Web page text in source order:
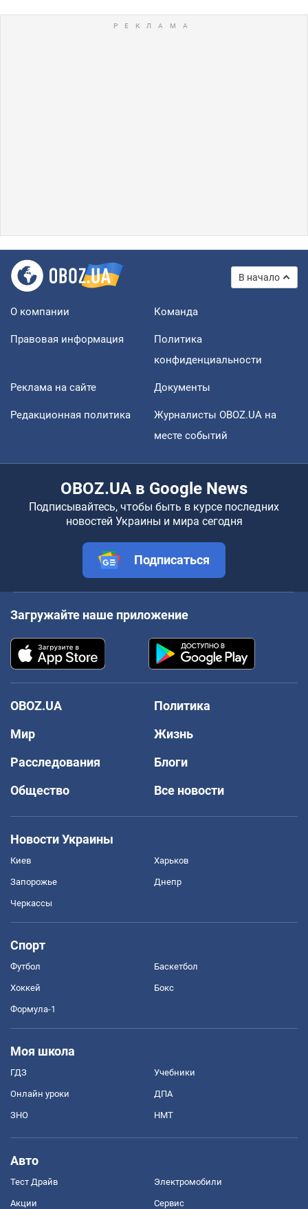
В начало
О компании Команда
Правовая информация
Политика
конфиденциальности
Реклама на сайте Документы
Редакционная политика
Журналисты OBOZ.UA на
месте событий
OBOZ.UA в Google News
Подписывайтесь, чтобы быть в курсе последних
новостей Украины и мира сегодня
Подписаться
Загружайте наше приложение
OBOZ.UA
Политика
Мир
Жизнь
Расследования
Блоги
Общество
Все новости
Новости Украины
Киев Харьков
Запорожье Днепр
Черкассы
Спорт
Футбол Баскетбол
Хоккей Бокс
Формула-1
Моя школа
ГДЗ Учебники
Онлайн уроки ДПА
ЗНО НМТ
Авто
Тест Драйв Электромобили
Акции Сервис